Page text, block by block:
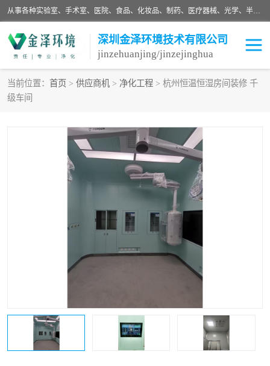
从事各种实验室、手术室、医院、食品、化妆品、制药、医疗器械、光学、半导体、精密电子等无尘车间行业的洁净车间装修设计、净化设备、恒温恒湿空调的设计制作与安装、净化系统工程项目施工及其技术支持服务。
深圳金泽环境技术有限公司
jinzehuanjing/jinzejinghua
当前位置： 首页 > 供应商机 > 净化工程 > 杭州恒温恒湿房间装修 千
级车间
耗材
实验室净化
手术室净化 GMP车间净化
生命工程
食品饮料
光电车间
百级